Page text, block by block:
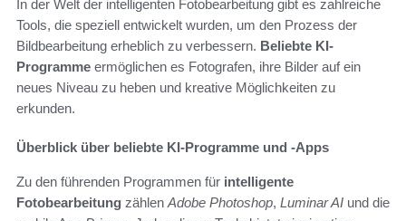
In der Welt der intelligenten Fotobearbeitung gibt es zahlreiche
Tools, die speziell entwickelt wurden, um den Prozess der
Bildbearbeitung erheblich zu verbessern. Beliebte KI-
Programme ermöglichen es Fotografen, ihre Bilder auf ein
neues Niveau zu heben und kreative Möglichkeiten zu
erkunden.
Überblick über beliebte KI-Programme und -Apps
Zu den führenden Programmen für intelligente
Fotobearbeitung zählenAdobe Photoshop, Luminar AI und die